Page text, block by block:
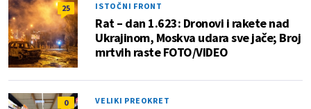
25 ISTOČNI FRONT
Rat – dan 1.623: Dronovi i rakete nad
Ukrajinom, Moskva udara sve jače; Broj
mrtvih raste FOTO/VIDEO
0 VELIKI PREOKRET